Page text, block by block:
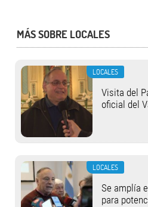
MÁS SOBRE LOCALES
LOCALES
Visita del
oficial del
LOCALES
Se amplía
para